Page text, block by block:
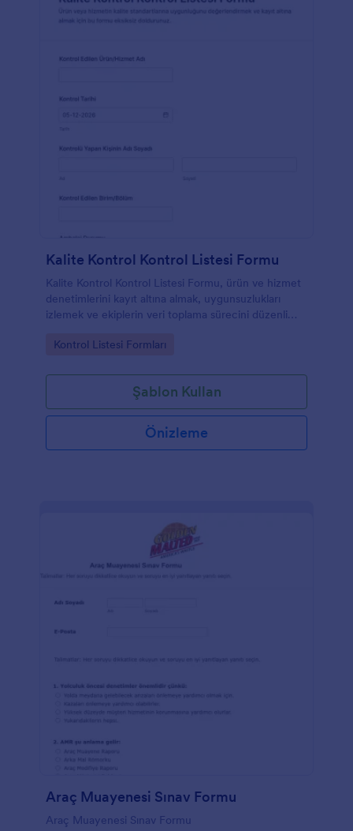
Kalite Kontrol Kontrol Listesi Formu
Kalite Kontrol Kontrol Listesi Formu, ürün ve hizmet
denetimlerini kayıt altına almak, uygunsuzlukları
izlemek ve ekiplerin veri toplama sürecini düzenli
hazırlanmıştır.
Go to Category:
Kontrol Listesi Formları
Şablon Kullan
Önizleme
Araç Muayenesi Sınav Formu
Araç Muayenesi Sınav Formu